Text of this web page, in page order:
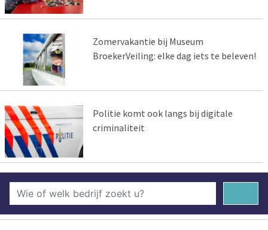
Zomervakantie bij Museum
BroekerVeiling: elke dag iets te beleven!
Politie komt ook langs bij digitale
criminaliteit